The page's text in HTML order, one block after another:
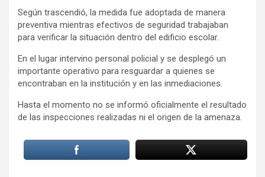
Según trascendió, la medida fue adoptada de manera
preventiva mientras efectivos de seguridad trabajaban
para verificar la situación dentro del edificio escolar.
En el lugar intervino personal policial y se desplegó un
importante operativo para resguardar a quienes se
encontraban en la institución y en las inmediaciones.
Hasta el momento no se informó oficialmente el resultado
de las inspecciones realizadas ni el origen de la amenaza.